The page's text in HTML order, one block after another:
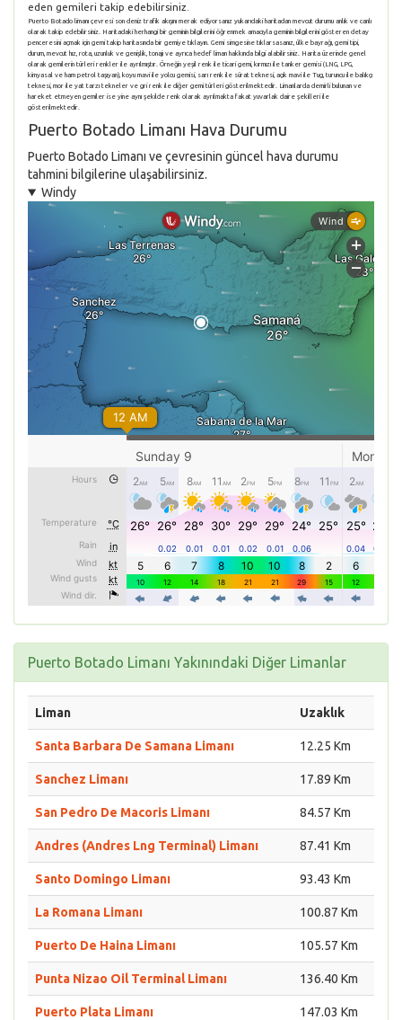
eden gemileri takip edebilirsiniz.
Puerto Botado limanı çevresi son deniz trafik akışını merak ediyorsanız yukarıdaki haritadan mevcut durumu anlık ve canlı
olarak takip edebilirsiniz. Haritadaki herhangi bir geminin bilgilerini öğrenmek amacıyla geminin bilgilerini gösteren detay
penceresini açmak için gemi takip haritasında bir gemiye tıklayın. Gemi simgesine tıklarsasanız, ülke bayrağı, gemi tipi,
durum, mevcut hız, rota, uzunluk ve genişlik, tonajı ve ayrıca hedef liman hakkında bilgi alabilirsiniz. Harita üzerinde genel
olarak gemilerin türleri renkler ile ayrılmıştır. Örneğin yeşil renk ile ticari gemi, kırmızı ile tanker gemisi (LNG, LPG,
kimyasal ve ham petrol taşıyan), koyu mavi ile yolcu gemisi, sarı renk ile sürat teknesi, açık mavi ile Tug, turuncu ile balıkçı
teknesi, mor ile yat tarzı tekneler ve gri renk ile diğer gemi türleri gösterilmektedir. Limanlarda demirli bulunan ve
hareket etmeyen gemiler ise yine aynı şekilde renk olarak ayrılmakta fakat yuvarlak daire şekilleri ile
gösterilmektedir.
Puerto Botado Limanı Hava Durumu
Puerto Botado Limanı ve çevresinin güncel hava durumu
tahmini bilgilerine ulaşabilirsiniz.
Windy
Puerto Botado Limanı Yakınındaki Diğer Limanlar
Liman Uzaklık
Santa Barbara De Samana Limanı 12.25 Km
Sanchez Limanı 17.89 Km
San Pedro De Macoris Limanı 84.57 Km
Andres (Andres Lng Terminal) Limanı 87.41 Km
Santo Domingo Limanı 93.43 Km
La Romana Limanı 100.87 Km
Puerto De Haina Limanı 105.57 Km
Punta Nizao Oil Terminal Limanı 136.40 Km
Puerto Plata Limanı 147.03 Km